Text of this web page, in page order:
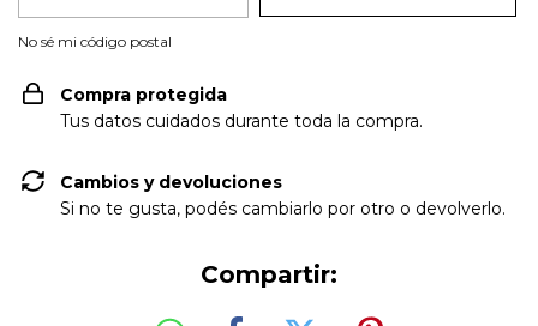
No sé mi código postal
Compra protegida
Tus datos cuidados durante toda la compra.
Cambios y devoluciones
Si no te gusta, podés cambiarlo por otro o devolverlo.
Compartir: